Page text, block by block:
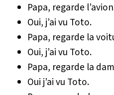
Papa, regarde
Oui, j’ai vu Toto.
Papa, regarde la
Oui, j’ai vu Toto.
Papa, regarde la
Oui j’ai vu Toto.